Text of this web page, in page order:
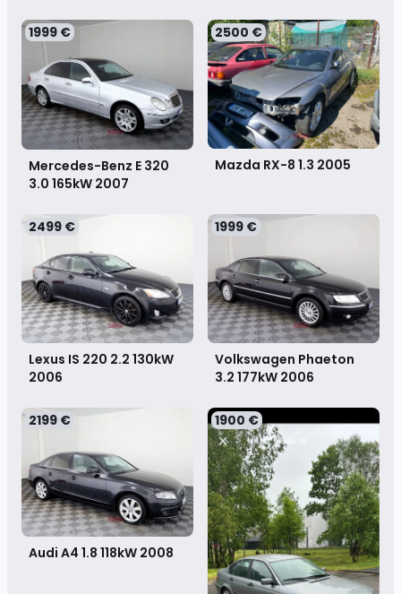
1999 €
Mercedes-Benz E 320
3.0 165kW 2007
2500 €
Mazda RX-8 1.3 2005
2499 €
Lexus IS 220 2.2 130kW
2006
1999 €
Volkswagen Phaeton
3.2 177kW 2006
2199 €
Audi A4 1.8 118kW 2008
1900 €